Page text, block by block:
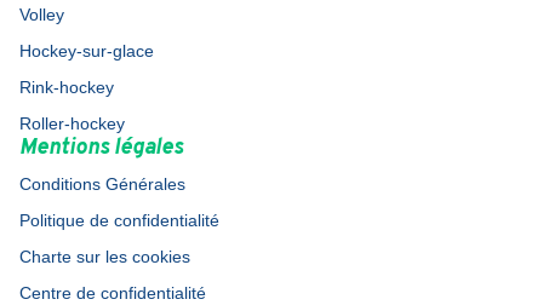
Volley
Hockey-sur-glace
Rink-hockey
Roller-hockey
Mentions légales
Conditions Générales
Politique de confidentialité
Charte sur les cookies
Centre de confidentialité